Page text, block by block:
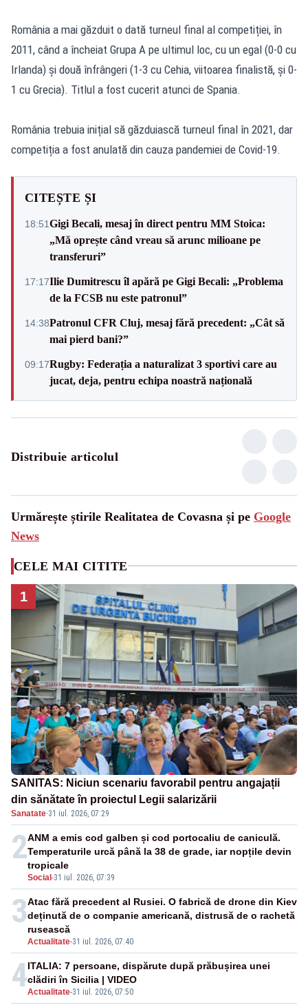
România a mai găzduit o dată turneul final al competiției, în
2011, când a încheiat Grupa A pe ultimul loc, cu un egal (0-0 cu
Irlanda) și două înfrângeri (1-3 cu Cehia, viitoarea finalistă, și 0-
1 cu Grecia). Titlul a fost cucerit atunci de Spania.
România trebuia inițial să găzduiască turneul final în 2021, dar
competiția a fost anulată din cauza pandemiei de Covid-19.
CITEȘTE ȘI
18:51Gigi Becali, mesaj în direct pentru MM Stoica:
„Mă oprește când vreau să arunc milioane pe
transferuri”
17:17Ilie Dumitrescu îl apără pe Gigi Becali: „Problema
de la FCSB nu este patronul”
14:38Patronul CFR Cluj, mesaj fără precedent: „Cât să
mai pierd bani?”
09:17Rugby: Federația a naturalizat 3 sportivi care au
jucat, deja, pentru echipa noastră națională
Distribuie articolul
Urmărește știrile Realitatea de Covasna și pe Google
News
CELE MAI CITITE
1
SANITAS: Niciun scenariu favorabil pentru angajații
din sănătate în proiectul Legii salarizării
Sanatate·31 iul. 2026, 07:29
2
Social -31 iul. 2026, 07:39
ANM a emis cod galben și cod portocaliu de caniculă.
Temperaturile urcă până la 38 de grade, iar nopțile devin
tropicale
3
Actualitate-31 iul. 2026, 07:40
Atac fără precedent al Rusiei. O fabrică de drone din Kiev
deținută de o companie americană, distrusă de o rachetă
rusească
4Actualitate-31 iul. 2026, 07:50
ITALIA: 7 persoane, dispărute după prăbușirea unei
clădiri în Sicilia | VIDEO